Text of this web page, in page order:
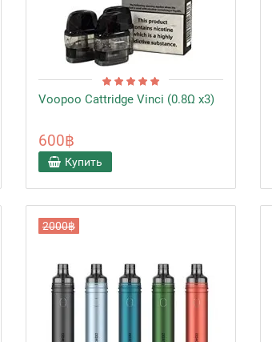
Voopoo Cattridge Vinci (0.8Ω x3)
600฿
Купить
2000฿